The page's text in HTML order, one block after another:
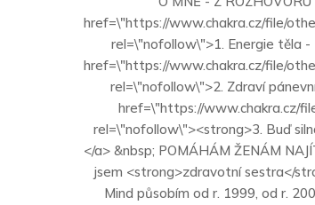
href=\"https://www.chakra.cz/file/
rel=\"nofollow\">1. Energie těla -
href=\"https://www.chakra.cz/file/
rel=\"nofollow\">2. Zdraví
href=\"https://www.chakra.cz/
rel=\"nofollow\"><strong>3. Buď
</a> &nbsp; POMÁHÁM ŽENÁM
jsem <strong>zdravotní sestra</
Mind působím od r. 1999, od r.